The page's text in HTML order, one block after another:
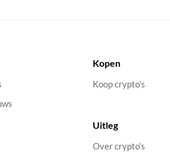
Kopen
Koop crypto’s
Uitleg
Over crypto’s